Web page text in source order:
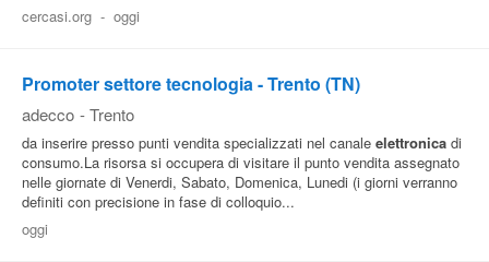
Offerte
Area
Aziende
cercasi.org - oggi
Promoter settore tecnologia - Trento (TN)
adecco - Trento
da inserire presso punti vendita specializzati nel canale elettronica di
consumo.La risorsa si occupera di visitare il punto vendita assegnato
nelle giornate di Venerdi, Sabato, Domenica, Lunedi (i giorni verranno
definiti con precisione in fase di colloquio...
oggi